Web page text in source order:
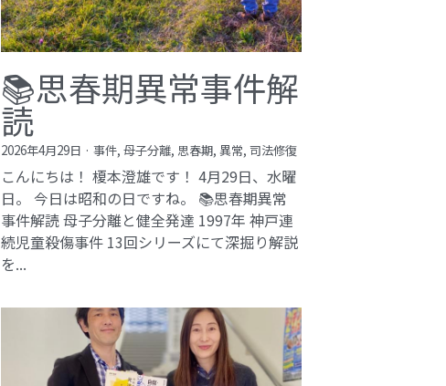
📚思春期異常事件解
読
2026年4月29日 · 事件, 母子分離, 思春期, 異常, 司法修復
こんにちは！ 榎本澄雄です！ 4月29日、水曜
日。 今日は昭和の日ですね。 📚思春期異常
事件解読 母子分離と健全発達 1997年 神戸連
続児童殺傷事件 13回シリーズにて深掘り解説
を...